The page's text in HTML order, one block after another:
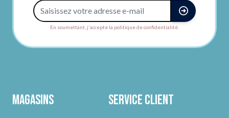
En soumettant, j'accepte la politique de confidentialité.
Magasins Service client